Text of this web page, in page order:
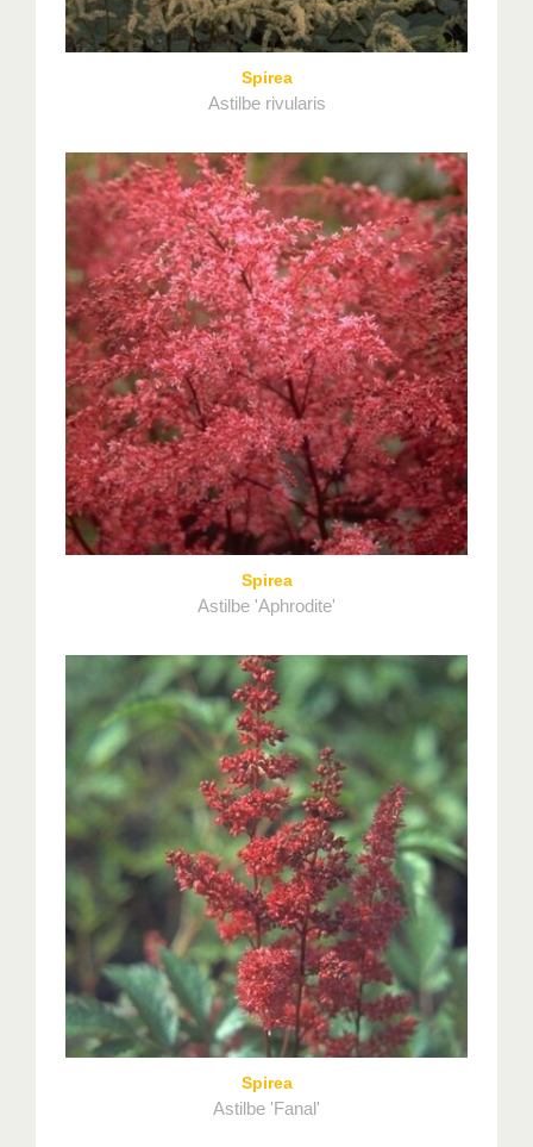
Spirea
Astilbe rivularis
Spirea
Astilbe 'Aphrodite'
Spirea
Astilbe 'Fanal'